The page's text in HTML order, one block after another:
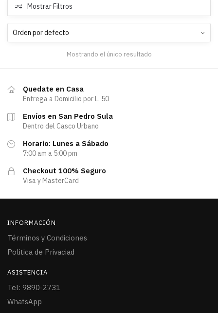
Mostrar Filtros
Mostrando el único resultado
Quedate en Casa
Entrega a Domicilio por L. 50
Envíos en San Pedro Sula
Dentro del Casco Urbano
Horario: Lunes a Sábado
7:00 am a 5:00 pm
Checkout 100% Seguro
Visa y MasterCard
INFORMACIÓN
Términos y Condiciones
Politica de Privaciad
ASISTENCIA
Tel: 9890-2731
WhatsApp